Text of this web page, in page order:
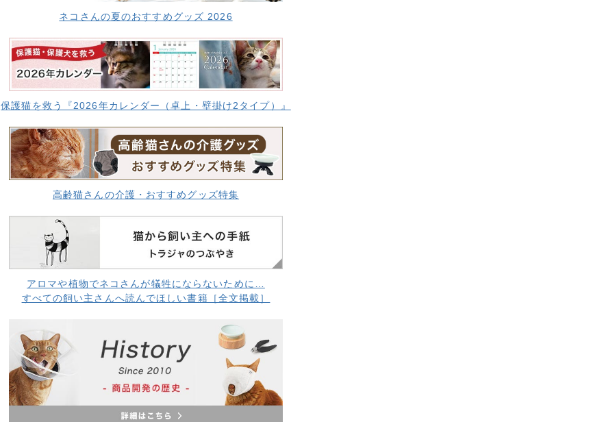
ネコさんの夏のおすすめグッズ 2026
保護猫を救う『2026年カレンダー（卓上・壁掛け2タイプ）』
高齢猫さんの介護・おすすめグッズ特集
アロマや植物でネコさんが犠牲にならないために…
すべての飼い主さんへ読んでほしい書籍［全文掲載］